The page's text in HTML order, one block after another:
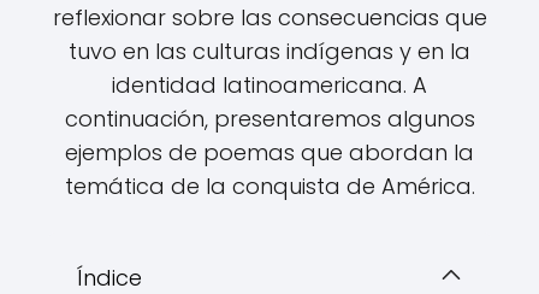
reflexionar sobre las consecuencias que
tuvo en las culturas indígenas y en la
identidad latinoamericana. A
continuación, presentaremos algunos
ejemplos de poemas que abordan la
temática de la conquista de América.
Índice